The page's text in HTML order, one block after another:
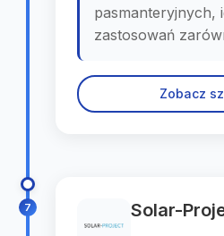
pasmanteryjnych,
zastosowań
Zobacz
7 Solar-